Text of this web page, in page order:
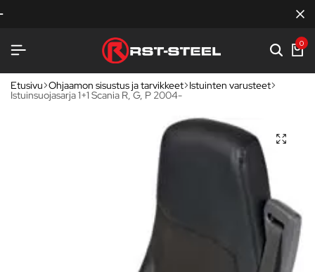
STEEL TERÄKSENLUJAA
STEEL TERÄKSENLUJAA
STEEL TERÄKSENLUJAA
0
Etusivu Ohjaamon sisustus ja tarvikkeet Istuinten varusteet
Istuinsuojasarja 1+1 Scania R, G, P 2004-